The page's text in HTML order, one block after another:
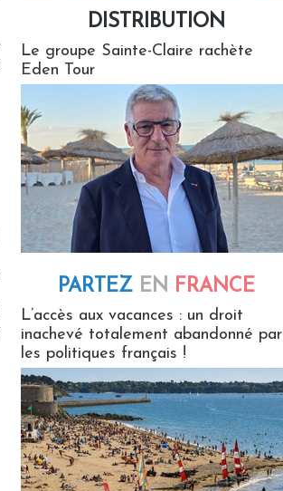
DISTRIBUTION
Le groupe Sainte-Claire rachète
Eden Tour
PARTEZ EN FRANCE
L’accès aux vacances : un droit
inachevé totalement abandonné par
les politiques français !